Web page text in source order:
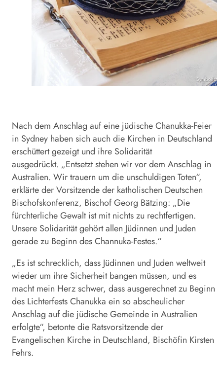
Nach dem Anschlag auf eine jüdische Chanukka-Feier
in Sydney haben sich auch die Kirchen in Deutschland
erschüttert gezeigt und ihre Solidarität
ausgedrückt. „Entsetzt stehen wir vor dem Anschlag in
Australien. Wir trauern um die unschuldigen Toten“,
erklärte der Vorsitzende der katholischen Deutschen
Bischofskonferenz, Bischof Georg Bätzing: „Die
fürchterliche Gewalt ist mit nichts zu rechtfertigen.
Unsere Solidarität gehört allen Jüdinnen und Juden
gerade zu Beginn des Channuka-Festes.“
„Es ist schrecklich, dass Jüdinnen und Juden weltweit
wieder um ihre Sicherheit bangen müssen, und es
macht mein Herz schwer, dass ausgerechnet zu Beginn
des Lichterfests Chanukka ein so abscheulicher
Anschlag auf die jüdische Gemeinde in Australien
erfolgte“, betonte die Ratsvorsitzende der
Evangelischen Kirche in Deutschland, Bischöfin Kirsten
Fehrs.